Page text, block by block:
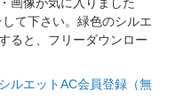
画像が気に入りました
して下さい。緑色のシルエ
ると、フリーダウンロー
シルエットAC会員登録（無